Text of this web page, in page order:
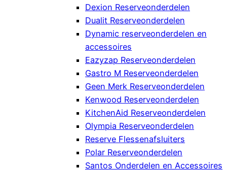
Dexion Reserveonderdelen
Dualit Reserveonderdelen
Dynamic reserveonderdelen en
accessoires
Eazyzap Reserveonderdelen
Gastro M Reserveonderdelen
Geen Merk Reserveonderdelen
Kenwood Reserveonderdelen
KitchenAid Reserveonderdelen
Olympia Reserveonderdelen
Reserve Flessenafsluiters
Polar Reserveonderdelen
Santos Onderdelen en Accessoires